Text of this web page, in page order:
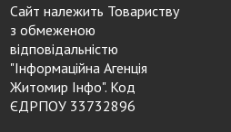
Сайт належить Товариству
з обмеженою
відповідальністю
"Інформаційна Агенція
Житомир Інфо". Код
ЄДРПОУ 33732896